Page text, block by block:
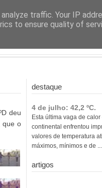
deu
que o
destaque
4 de julho: 42,2 ºC.
Esta última vaga de
continental enfrentou
valores de temperatura
máximos, mínimos e de ...
artigos
traffic. Your IP
to ensure quality of